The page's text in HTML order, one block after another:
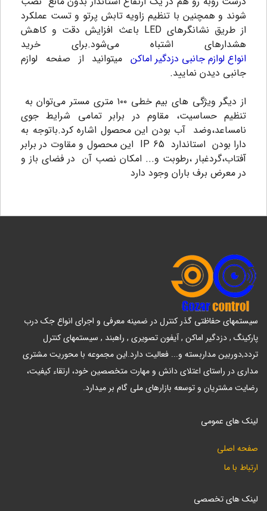
شوند و همچنین با تنظیم زاویه تابش پرتو و تست عملکرد
از طریق نشانگرهای LED باعث افزایش دقت و کاهش
هشدارهای اشتباه می‌شود.برای خرید
انواع لوازم جانبی دزدگیر اماکن میتوانید از صفحه لوازم
جانبی دیدن نمایید.
از دیگر ویژگی های بیم خطی ۱۰۰ متری مستر می‌توان به
تنظیم حساسیت، مقاوم در برابر تمامی شرایط جوی
نامساعد،وضد آب بودن این محصول اشاره کرد.باتوجه به
دارا بودن استاندارد IP 65 این محصول و مقاوت در برابر
آفتاب،گردغبار ،رطوبت و... امکان نصب آن در فضای باز و
در معرض برف باران وجود دارد
سیستمهای حفاظتی گذر کنترل در ضمینه معرفی و اجرای انواع جک درب
پارکینگ , دزدگیر اماکن , آیفون تصویری , راهبند , سیستمهای کنترل
تردد,دوربین مداربسته و... فعالیت دارد.این مجموعه با محوریت مشتری
مداری در راستای اعتلای دانش و مهارت متخصصین خود، ارتقاء کیفیت،
رضایت مشتریان و توسعه بازارهای ملی گام بر میدارد.
لینک های عمومی
صفحه اصلی
ارتباط با ما
لینک های تخصصی